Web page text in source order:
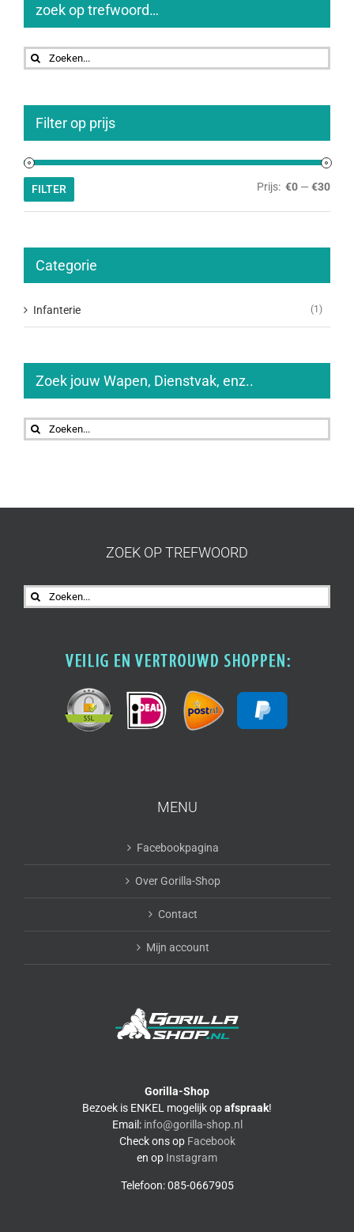
zoek op trefwoord…
Zoeken
naar:
Filter op prijs
Min.
Max.
FILTER Prijs: €0 — €30
Categorie
Infanterie (1)
Zoek jouw Wapen, Dienstvak, enz..
Zoeken
naar:
ZOEK OP TREFWOORD
Zoeken
naar:
MENU
Facebookpagina
Over Gorilla-Shop
Contact
Mijn account
Gorilla-Shop
Bezoek is ENKEL mogelijk opafspraak!
Email: info@gorilla-shop.nl
Check ons op Facebook
en op Instagram
Telefoon: 085-0667905